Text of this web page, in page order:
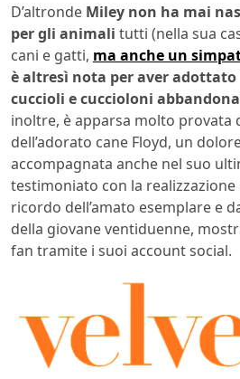
D’altronde Miley non ha mai
per gli animali tutti (nella sua
cani e gatti, ma anche un
è altresì nota per aver
cuccioli e cuccioloni
inoltre, è apparsa molto provata
dell’adorato cane Floyd, un
accompagnata anche nel suo
testimoniato con la realizzazione
ricordo dell’amato esemplare e
della giovane ventiduenne,
fan tramite i suoi account social.